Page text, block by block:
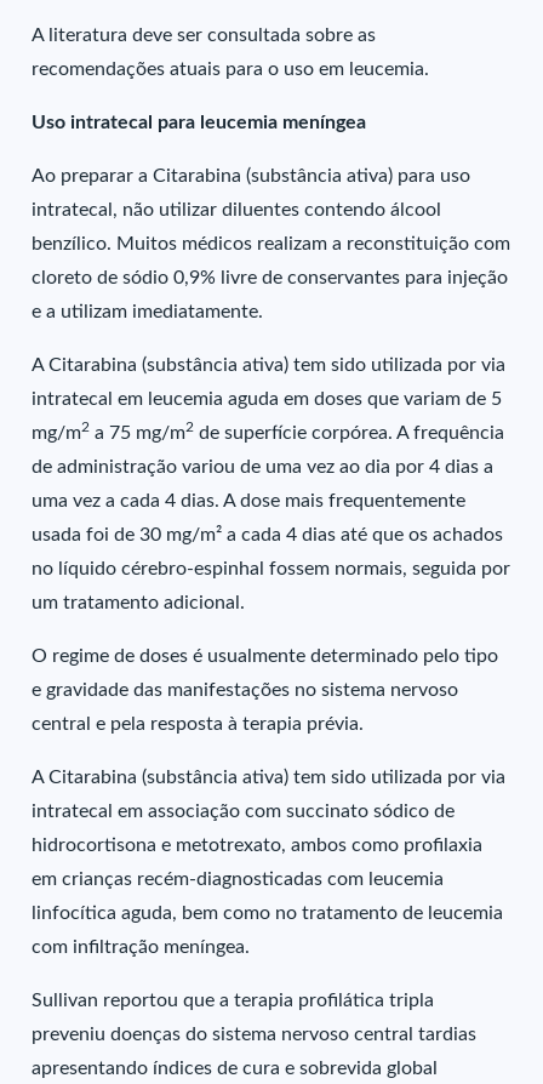
A literatura deve ser consultada sobre as
recomendações atuais para o uso em leucemia.
Uso intratecal para leucemia meníngea
Ao preparar a Citarabina (substância ativa) para uso
intratecal, não utilizar diluentes contendo álcool
benzílico. Muitos médicos realizam a reconstituição com
cloreto de sódio 0,9% livre de conservantes para injeção
e a utilizam imediatamente.
A Citarabina (substância ativa) tem sido utilizada por via
intratecal em leucemia aguda em doses que variam de 5
mg/m2 a 75 mg/m2 de superfície corpórea. A frequência
de administração variou de uma vez ao dia por 4 dias a
uma vez a cada 4 dias. A dose mais frequentemente
usada foi de 30 mg/m² a cada 4 dias até que os achados
no líquido cérebro-espinhal fossem normais, seguida por
um tratamento adicional.
O regime de doses é usualmente determinado pelo tipo
e gravidade das manifestações no sistema nervoso
central e pela resposta à terapia prévia.
A Citarabina (substância ativa) tem sido utilizada por via
intratecal em associação com succinato sódico de
hidrocortisona e metotrexato, ambos como profilaxia
em crianças recém-diagnosticadas com leucemia
linfocítica aguda, bem como no tratamento de leucemia
com infiltração meníngea.
Sullivan reportou que a terapia profilática tripla
preveniu doenças do sistema nervoso central tardias
apresentando índices de cura e sobrevida global